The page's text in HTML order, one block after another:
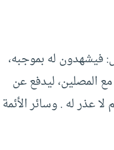
فيشهدون له بموجبه،
المصلين، ليدفع عن
عذر له . وسائر الأئمة